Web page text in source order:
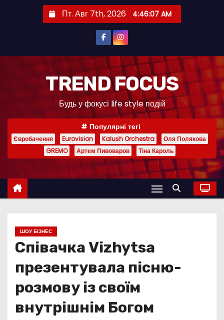
и
Пт. Авг 7th, 2026 4:46:08 AM
TREND FOCUS
Будь у фокусі life style подій
Популярні тегі
Євробачення Eurovision Kalush Orchestra
Оля Полякова
GREMO
Артем Пивоваров Тіна Кароль
ШОУ БІЗНЕС
Співачка Vizhytsa
презентувала пісню-
розмову із своїм
внутрішнім Богом